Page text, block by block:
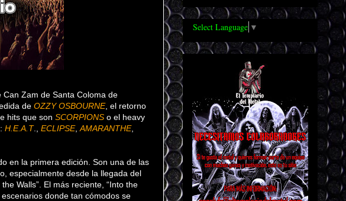
Can Zam de Santa Coloma de
de OZZY OSBOURNE, el retorno
hits que son SCORPIONS o el heavy
H.E.A.T., ECLIPSE, AMARANTHE,
en la primera edición. Son una de las
especialmente desde la llegada del
Walls”. El más reciente, “Into the
donde tan cómodos se
Select Language ▼